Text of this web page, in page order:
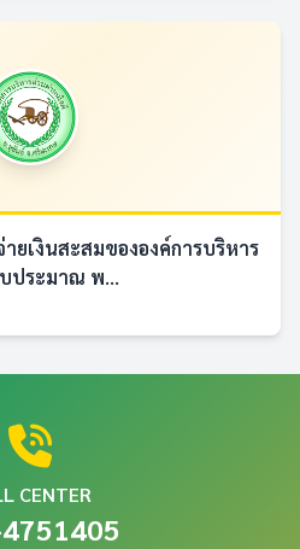
ยเงินสะสมขององค์การบริหาร
ประมาณ พ...
CENTER